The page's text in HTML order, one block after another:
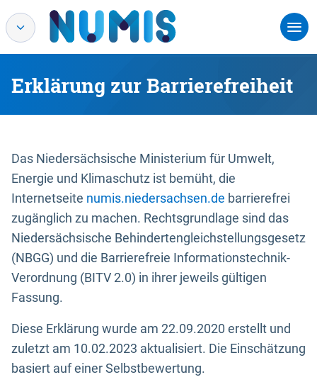
Erklärung zur Barrierefreiheit
Das Niedersächsische Ministerium für Umwelt,
Energie und Klimaschutz ist bemüht, die
Internetseite numis.niedersachsen.de barrierefrei
zugänglich zu machen. Rechtsgrundlage sind das
Niedersächsische Behindertengleichstellungsgesetz
(NBGG) und die Barrierefreie Informationstechnik-
Verordnung (BITV 2.0) in ihrer jeweils gültigen
Fassung.
Diese Erklärung wurde am 22.09.2020 erstellt und
zuletzt am 10.02.2023 aktualisiert. Die Einschätzung
basiert auf einer Selbstbewertung.